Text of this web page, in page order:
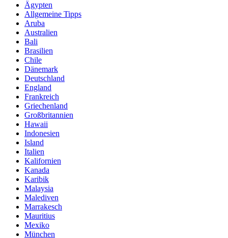
Ägypten
Allgemeine Tipps
Aruba
Australien
Bali
Brasilien
Chile
Dänemark
Deutschland
England
Frankreich
Griechenland
Großbritannien
Hawaii
Indonesien
Island
Italien
Kalifornien
Kanada
Karibik
Malaysia
Malediven
Marrakesch
Mauritius
Mexiko
München